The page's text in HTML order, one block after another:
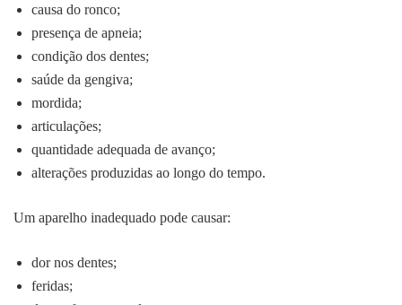
causa do ronco;
presença de apneia;
condição dos dentes;
saúde da gengiva;
mordida;
articulações;
quantidade adequada de avanço;
alterações produzidas ao longo do tempo.
Um aparelho inadequado pode causar:
dor nos dentes;
feridas;